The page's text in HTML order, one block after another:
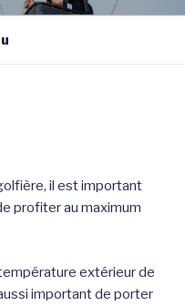
il est important
profiter au maximum
extérieur de
important de porter